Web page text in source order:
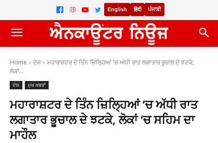
English हिंदी ਪੰਜਾਬੀ
Home ਦੇਸ਼
ਮਹਾਰਾਸ਼ਟਰ ਦੇ ਤਿੰਨ ਜ਼ਿਲ੍ਹਿਆਂ 'ਚ ਅੱਧੀ ਰਾਤ ਲਗਾਤਾਰ ਭੂਚਾਲ ਦੇ ਝਟਕੇ,
ਲੋਕਾਂ...
ਦੇਸ਼ ਮੁਖ ਖ਼ਬਰਾਂ
ਮਹਾਰਾਸ਼ਟਰ ਦੇ ਤਿੰਨ ਜ਼ਿਲ੍ਹਿਆਂ ‘ਚ ਅੱਧੀ ਰਾਤ
ਲਗਾਤਾਰ ਭੂਚਾਲ ਦੇ ਝਟਕੇ, ਲੋਕਾਂ ‘ਚ ਸਹਿਮ ਦਾ
ਮਾਹੌਲ